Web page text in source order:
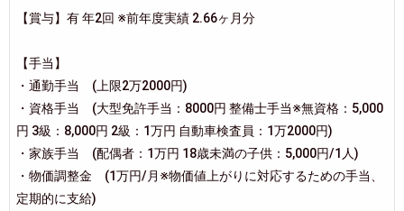
【賞与】有 年2回 ※前年度実績 2.66ヶ月分
【手当】
・通勤手当 (上限2万2000円)
・資格手当 (大型免許手当：8000円 整備士手当※無資格：5,000
円 3級：8,000円 2級：1万円 自動車検査員：1万2000円)
・家族手当 (配偶者：1万円 18歳未満の子供：5,000円/1人)
・物価調整金 (1万円/月※物価値上がりに対応するための手当、
定期的に支給)